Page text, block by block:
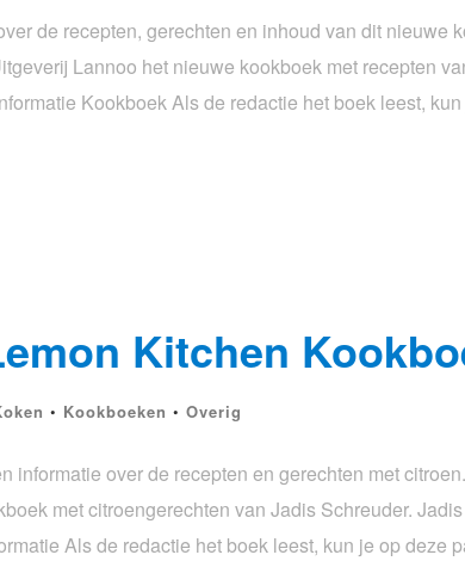
de recepten, gerechten en inhoud van dit nieuwe
Lannoo het nieuwe kookboek met recepten
Kookboek Als de redactie het boek leest,
Kitchen
• Kookboeken • Overig
over de recepten en gerechten met
met citroengerechten van Jadis Schreuder. Jadis
Als de redactie het boek leest, kun je op deze